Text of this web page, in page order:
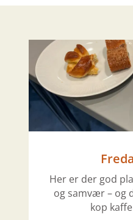
Her er der god
og samvær – og
kop